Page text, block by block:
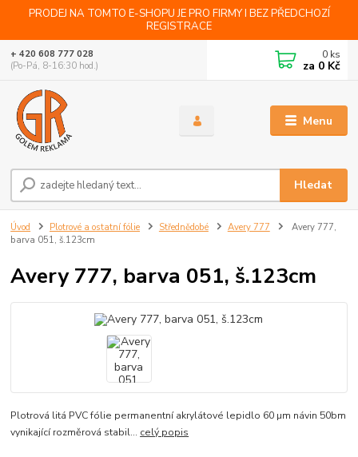
PRODEJ NA TOMTO E-SHOPU JE PRO FIRMY I BEZ PŘEDCHOZÍ
REGISTRACE
Menu
Hledat
+ 420 608 777 028
(Po-Pá, 8-16:30 hod.)
0 ks
za 0 Kč
Úvod Plotrové a ostatní fólie Střednědobé Avery 777
Avery 777,
barva 051, š.123cm
Avery 777, barva 051, š.123cm
Plotrová litá PVC fólie permanentní akrylátové lepidlo 60 µm návin 50bm
vynikající rozměrová stabil... celý popis